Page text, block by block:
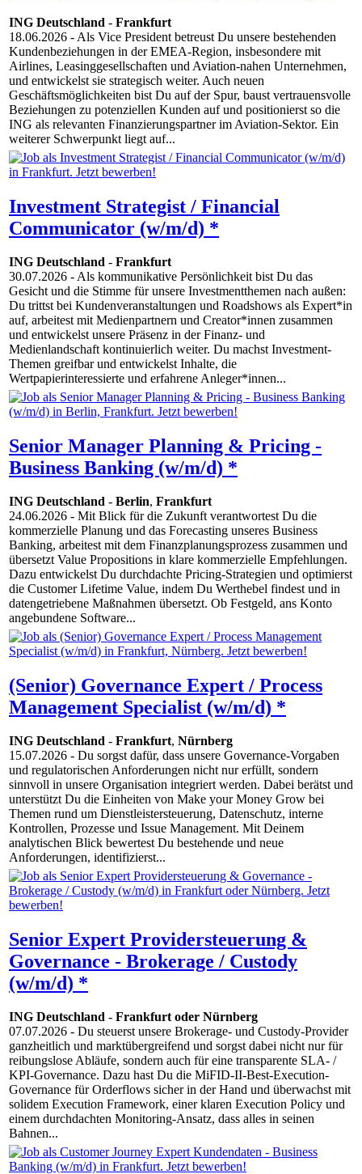
ING Deutschland - Frankfurt
18.06.2026 - Als Vice President betreust Du unsere bestehenden
Kundenbeziehungen in der EMEA-Region, insbesondere mit
Airlines, Leasinggesellschaften und Aviation-nahen Unternehmen,
und entwickelst sie strategisch weiter. Auch neuen
Geschäftsmöglichkeiten bist Du auf der Spur, baust vertrauensvolle
Beziehungen zu potenziellen Kunden auf und positionierst so die
ING als relevanten Finanzierungspartner im Aviation-Sektor. Ein
weiterer Schwerpunkt liegt auf...
Investment Strategist / Financial
Communicator (w/m/d) *
ING Deutschland - Frankfurt
30.07.2026 - Als kommunikative Persönlichkeit bist Du das
Gesicht und die Stimme für unsere Investmentthemen nach außen:
Du trittst bei Kundenveranstaltungen und Roadshows als Expert*in
auf, arbeitest mit Medienpartnern und Creator*innen zusammen
und entwickelst unsere Präsenz in der Finanz- und
Medienlandschaft kontinuierlich weiter. Du machst Investment-
Themen greifbar und entwickelst Inhalte, die
Wertpapierinteressierte und erfahrene Anleger*innen...
Senior Manager Planning & Pricing -
Business Banking (w/m/d) *
ING Deutschland - Berlin, Frankfurt
24.06.2026 - Mit Blick für die Zukunft verantwortest Du die
kommerzielle Planung und das Forecasting unseres Business
Banking, arbeitest mit dem Finanzplanungsprozess zusammen und
übersetzt Value Propositions in klare kommerzielle Empfehlungen.
Dazu entwickelst Du durchdachte Pricing-Strategien und optimierst
die Customer Lifetime Value, indem Du Werthebel findest und in
datengetriebene Maßnahmen übersetzt. Ob Festgeld, ans Konto
angebundene Software...
(Senior) Governance Expert / Process
Management Specialist (w/m/d) *
ING Deutschland - Frankfurt, Nürnberg
15.07.2026 - Du sorgst dafür, dass unsere Governance-Vorgaben
und regulatorischen Anforderungen nicht nur erfüllt, sondern
sinnvoll in unsere Organisation integriert werden. Dabei berätst und
unterstützt Du die Einheiten von Make your Money Grow bei
Themen rund um Dienstleistersteuerung, Datenschutz, interne
Kontrollen, Prozesse und Issue Management. Mit Deinem
analytischen Blick bewertest Du bestehende und neue
Anforderungen, identifizierst...
Senior Expert Providersteuerung &
Governance - Brokerage / Custody
(w/m/d) *
ING Deutschland - Frankfurt oder Nürnberg
07.07.2026 - Du steuerst unsere Brokerage- und Custody-Provider
ganzheitlich und marktübergreifend und sorgst dabei nicht nur für
reibungslose Abläufe, sondern auch für eine transparente SLA- /
KPI-Governance. Dazu hast Du die MiFID-II-Best-Execution-
Governance für Orderflows sicher in der Hand und überwachst mit
solidem Execution Framework, einer klaren Execution Policy und
einem durchdachten Monitoring-Ansatz, dass alles in seinen
Bahnen...